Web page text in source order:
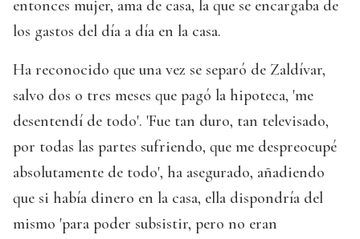
entonces mujer, ama de casa, la que se encargaba de
los gastos del día a día en la casa.
Ha reconocido que una vez se separó de Zaldívar,
salvo dos o tres meses que pagó la hipoteca, 'me
desentendí de todo'. 'Fue tan duro, tan televisado,
por todas las partes sufriendo, que me despreocupé
absolutamente de todo', ha asegurado, añadiendo
que si había dinero en la casa, ella dispondría del
mismo 'para poder subsistir, pero no eran